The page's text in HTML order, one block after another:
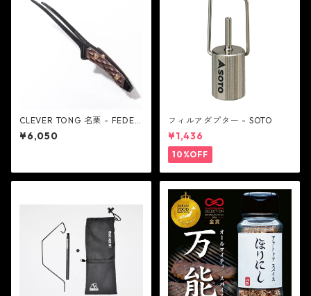
CLEVER TONG 名栗 - FEDEC
A
¥6,050
フィルアダプター - SOTO
¥1,436
10%OFF